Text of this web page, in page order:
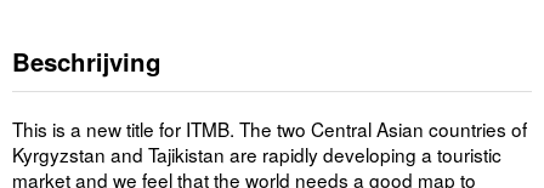
Beschrijving
This is a new title for ITMB. The two Central Asian countries of
Kyrgyzstan and Tajikistan are rapidly developing a touristic
market and we feel that the world needs a good map to